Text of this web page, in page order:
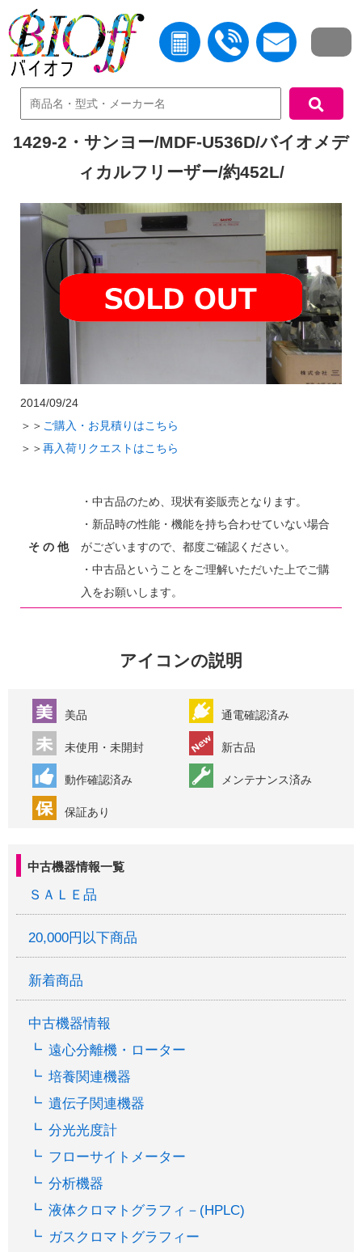
中古機器情報一覧
ＳＡＬＥ品
20,000円以下商品
新着商品
中古機器情報
遠心分離機・ローター
培養関連機器
遺伝子関連機器
分光光度計
フローサイトメーター
分析機器
液体クロマトグラフィ－(HPLC)
ガスクロマトグラフィー
中古機器検索
1429-2・サンヨー/MDF-U536D/バイオメデ
ィカルフリーザー/約452L/
2014/09/24
＞＞ ご購入・お見積りはこちら
＞＞再入荷リクエストはこちら
そ の 他
・中古品のため、現状有姿販売となります。
・新品時の性能・機能を持ち合わせていない場合
がございますので、都度ご確認ください。
・中古品ということをご理解いただいた上でご購
入をお願いします。
アイコンの説明
美品 通電確認済み
未使用・未開封 新古品
動作確認済み メンテナンス済み
保証あり